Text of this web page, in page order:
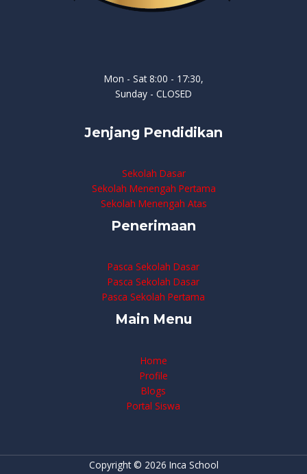
Mon - Sat 8:00 - 17:30,
Sunday - CLOSED
Jenjang Pendidikan
Sekolah Dasar
Sekolah Menengah Pertama
Sekolah Menengah Atas
Penerimaan
Pasca Sekolah Dasar
Pasca Sekolah Dasar
Pasca Sekolah Pertama
Main Menu
Home
Profile
Blogs
Portal Siswa
Copyright © 2026 Inca School